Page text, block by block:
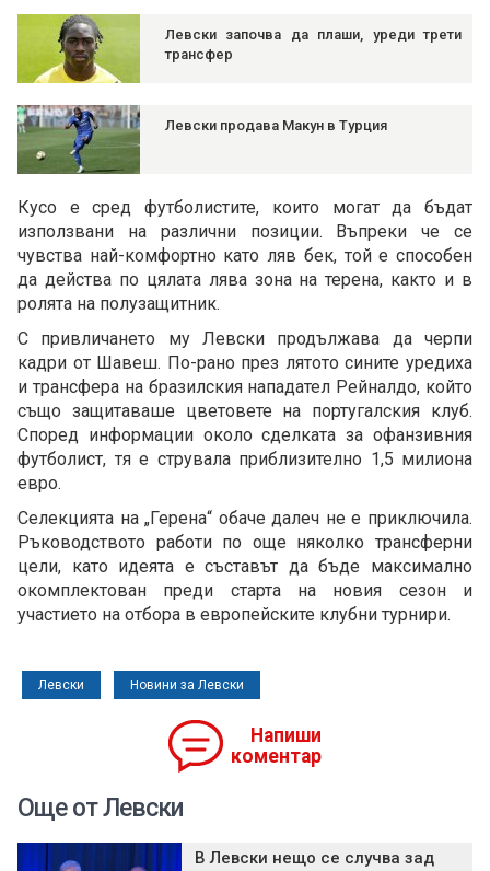
Левски започва да плаши, уреди трети
трансфер
Левски продава Макун в Турция
Кусо е сред футболистите, които могат да бъдат
използвани на различни позиции. Въпреки че се
чувства най-комфортно като ляв бек, той е способен
да действа по цялата лява зона на терена, както и в
ролята на полузащитник.
С привличането му Левски продължава да черпи
кадри от Шавеш. По-рано през лятото сините уредиха
и трансфера на бразилския нападател Рейналдо, който
също защитаваше цветовете на португалския клуб.
Според информации около сделката за офанзивния
футболист, тя е струвала приблизително 1,5 милиона
евро.
Селекцията на „Герена“ обаче далеч не е приключила.
Ръководството работи по още няколко трансферни
цели, като идеята е съставът да бъде максимално
окомплектован преди старта на новия сезон и
участието на отбора в европейските клубни турнири.
Левски Новини за Левски
Напиши
коментар
Още от Левски
В Левски нещо се случва зад